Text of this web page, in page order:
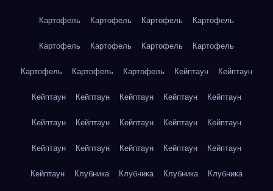
Картофель Картофель Картофель Картофель
Картофель Картофель Картофель Картофель
Картофель Картофель Картофель Кейптаун Кейптаун
Кейптаун Кейптаун Кейптаун Кейптаун Кейптаун
Кейптаун Кейптаун Кейптаун Кейптаун Кейптаун
Кейптаун Кейптаун Кейптаун Кейптаун Кейптаун
Кейптаун Клубника Клубника Клубника Клубника